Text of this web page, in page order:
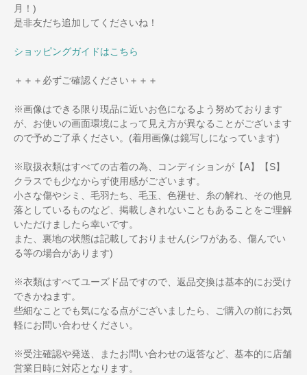
月！)
是非友だち追加してくださいね！
ショッピングガイドはこちら
＋＋＋必ずご確認ください＋＋＋
※画像はできる限り現品に近いお色になるよう努めております
が、お使いの画面環境によって見え方が異なることがございます
ので予めご了承ください。(着用画像は鏡写しになっています)
※取扱衣類はすべての古着の為、コンディションが【A】【S】
クラスでも少なからず使用感がございます。
小さな傷やシミ、毛羽たち、毛玉、色褪せ、糸の解れ、その他見
落としているものなど、掲載しきれないこともあることをご理解
いただけましたら幸いです。
また、裏地の状態は記載しておりません(シワがある、傷んでい
る等の場合があります)
※衣類はすべてユーズド品ですので、返品交換は基本的にお受け
できかねます。
些細なことでも気になる点がございましたら、ご購入の前にお気
軽にお問い合わせください。
※受注確認や発送、またお問い合わせの返答など、基本的に店舗
営業日時に対応となります。